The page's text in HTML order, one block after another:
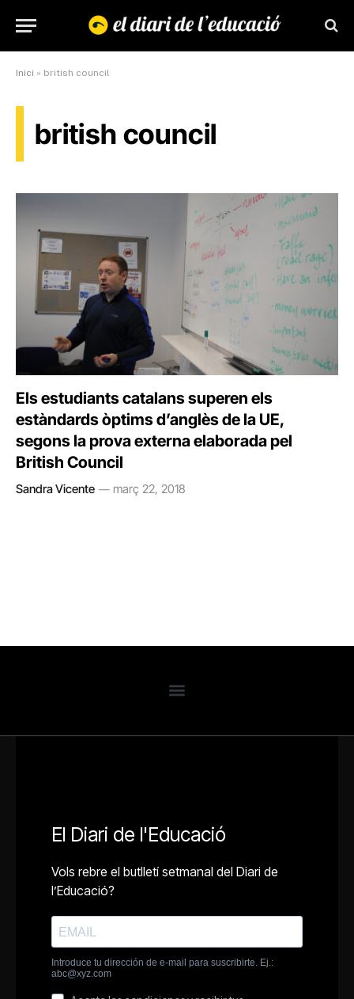
Inici » british council
british council
Els estudiants catalans superen els
estàndards òptims d’anglès de la UE,
segons la prova externa elaborada pel
British Council
Sandra Vicente març 22, 2018